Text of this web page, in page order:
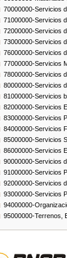
70000000-Servicios
71000000-Servicios
72000000-Servicios
73000000-Servicios
76000000-Servicios
77000000-Servicios
78000000-Servicios
80000000-Servicios
81000000-Servicios
82000000-Servicios
83000000-Servicios
84000000-Servicios
85000000-Servicios
86000000-Servicios
90000000-Servicios
91000000-Servicios
92000000-Servicios
93000000-Servicios
94000000-
95000000-Terrenos,